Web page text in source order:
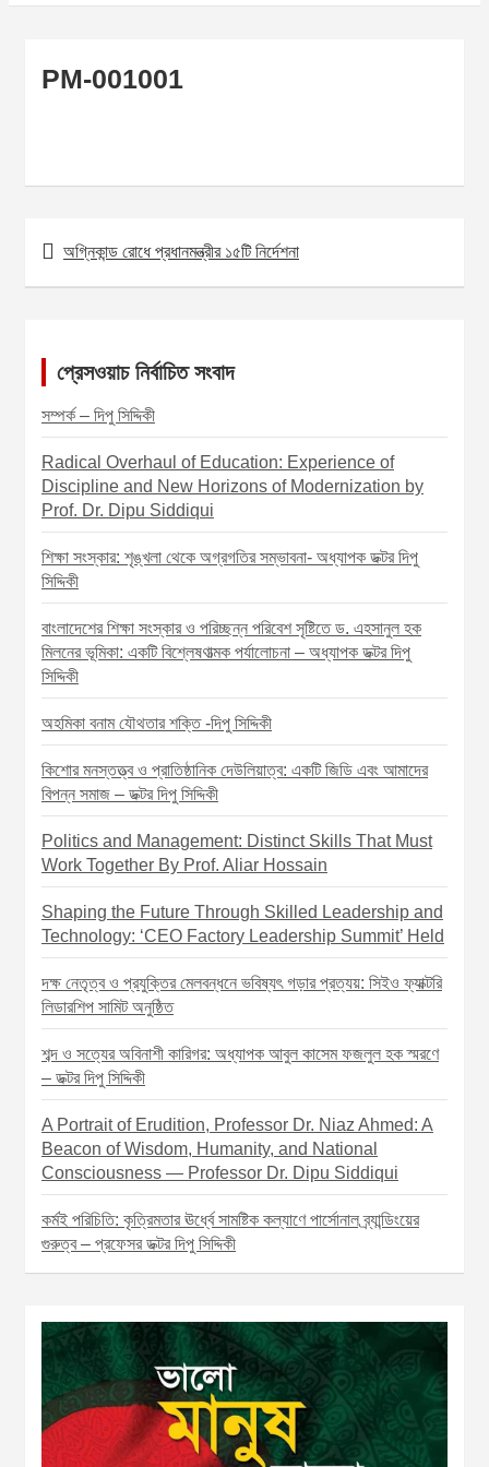
PM-001001
P
o
অগ্নিকান্ড রোধে প্রধানমন্ত্রীর ১৫টি নির্দেশনা
প্রেসওয়াচ নির্বাচিত সংবাদ
সম্পর্ক – দিপু সিদ্দিকী
Radical Overhaul of Education: Experience of
Discipline and New Horizons of Modernization by
Prof. Dr. Dipu Siddiqui
শিক্ষা সংস্কার: শৃঙ্খলা থেকে অগ্রগতির সম্ভাবনা- অধ্যাপক ডক্টর দিপু
সিদ্দিকী
বাংলাদেশের শিক্ষা সংস্কার ও পরিচ্ছন্ন পরিবেশ সৃষ্টিতে ড. এহসানুল হক
মিলনের ভূমিকা: একটি বিশ্লেষণাত্মক পর্যালোচনা – অধ্যাপক ডক্টর দিপু
সিদ্দিকী
অহমিকা বনাম যৌথতার শক্তি -দিপু সিদ্দিকী
কিশোর মনস্তত্ত্ব ও প্রাতিষ্ঠানিক দেউলিয়াত্ব: একটি জিডি এবং আমাদের
বিপন্ন সমাজ – ডক্টর দিপু সিদ্দিকী
Politics and Management: Distinct Skills That Must
Work Together By Prof. Aliar Hossain
Shaping the Future Through Skilled Leadership and
Technology: ‘CEO Factory Leadership Summit’ Held
দক্ষ নেতৃত্ব ও প্রযুক্তির মেলবন্ধনে ভবিষ্যৎ গড়ার প্রত্যয়: সিইও ফ্যাক্টরি
লিডারশিপ সামিট অনুষ্ঠিত
শব্দ ও সত্যের অবিনাশী কারিগর: অধ্যাপক আবুল কাসেম ফজলুল হক স্মরণে
– ডক্টর দিপু সিদ্দিকী
A Portrait of Erudition, Professor Dr. Niaz Ahmed: A
Beacon of Wisdom, Humanity, and National
Consciousness — Professor Dr. Dipu Siddiqui
কর্মই পরিচিতি: কৃত্রিমতার ঊর্ধ্বে সামষ্টিক কল্যাণে পার্সোনাল ব্র্যান্ডিংয়ের
গুরুত্ব – প্রফেসর ডক্টর দিপু সিদ্দিকী